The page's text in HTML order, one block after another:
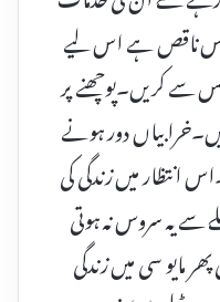
ناقص ہے اس لیے
سے کریں۔پوچھنے پر
دور ہونے
میں زندگی کی
سے یہ سروس نہ ہوتی
مایو سی میں زندگی